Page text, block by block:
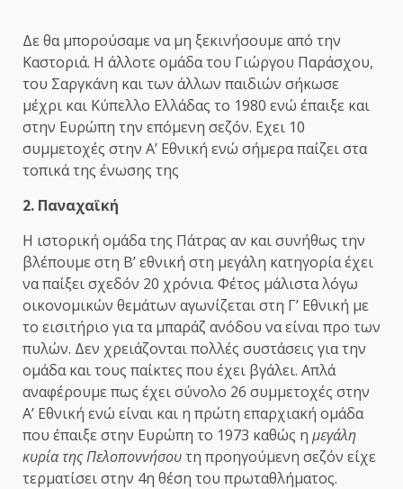
Δε θα μπορούσαμε να μη ξεκινήσουμε από την
Καστοριά. Η άλλοτε ομάδα του Γιώργου Παράσχου,
του Σαργκάνη και των άλλων παιδιών σήκωσε
μέχρι και Κύπελλο Ελλάδας το 1980 ενώ έπαιξε και
στην Ευρώπη την επόμενη σεζόν. Εχει 10
συμμετοχές στην Α’ Εθνική ενώ σήμερα παίζει στα
τοπικά της ένωσης της
2. Παναχαϊκή
Η ιστορική ομάδα της Πάτρας αν και συνήθως την
βλέπουμε στη Β’ εθνική στη μεγάλη κατηγορία έχει
να παίξει σχεδόν 20 χρόνια. Φέτος μάλιστα λόγω
οικονομικών θεμάτων αγωνίζεται στη Γ’ Εθνική με
το εισιτήριο για τα μπαράζ ανόδου να είναι προ των
πυλών. Δεν χρειάζονται πολλές συστάσεις για την
ομάδα και τους παίκτες που έχει βγάλει. Απλά
αναφέρουμε πως έχει σύνολο 26 συμμετοχές στην
Α’ Εθνική ενώ είναι και η πρώτη επαρχιακή ομάδα
που έπαιξε στην Ευρώπη το 1973 καθώς η μεγάλη
κυρία της Πελοποννήσουτη προηγούμενη σεζόν είχε
τερματίσει στην 4η θέση του πρωταθλήματος.